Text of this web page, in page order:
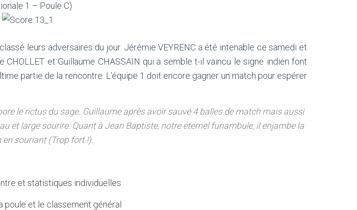
1 – Poule C)
leurs adversaires du jour. Jérémie VEYRENC a été intenable ce samedi et
et Guillaume CHASSAIN qui a semble t-il vaincu le signe indien font
partie de la rencontre. L’équipe 1 doit encore gagner un match pour espérer
le rictus du sage. Guillaume après avoir sauvé 4 balles de match mais aussi
et large sourire. Quant à Jean Baptiste, notre éternel funambule, il enjambe la
en souriant (Trop fort !).
et statistiques individuelles
poule et le classement général